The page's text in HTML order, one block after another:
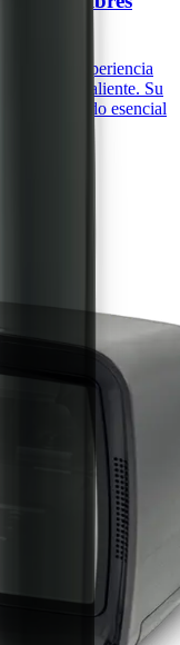
la experiencia
sobresaliente. Su
siendo esencial
menor.